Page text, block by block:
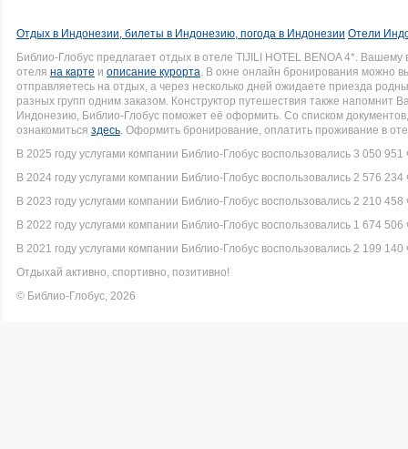
Отдых в Индонезии, билеты в Индонезию, погода в Индонезии Отели
Библио-Глобус предлагает отдых в отеле TIJILI HOTEL BENOA 4*.
отеля на карте и описание курорта. В окне онлайн бронирования можно
отправляетесь на отдых, а через несколько дней ожидаете приезда
разных групп одним заказом. Конструктор путешествия также напомнит
Индонезию, Библио-Глобус поможет её оформить. Со списком
ознакомиться здесь. Оформить бронирование, оплатить проживание в
В 2025 году услугами компании Библио-Глобус воспользовались 3 050 951
В 2024 году услугами компании Библио-Глобус воспользовались 2 576 234
В 2023 году услугами компании Библио-Глобус воспользовались 2 210 458
В 2022 году услугами компании Библио-Глобус воспользовались 1 674 506
В 2021 году услугами компании Библио-Глобус воспользовались 2 199 140
Отдыхай активно, спортивно, позитивно!
© Библио-Глобус, 2026